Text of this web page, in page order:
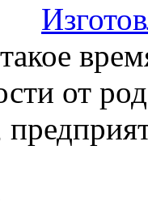
от